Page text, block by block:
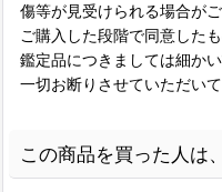
傷等が見受けられる場合がご
ご購入した段階で同意した
鑑定品につきましては細か
一切お断りさせていただいて
この商品を買った人は